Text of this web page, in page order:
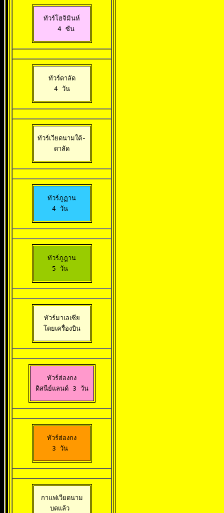
ทัวร์โฮจิมินห์
  4 ซัน
ทัวร์ดาลัด
4 วัน
ทัวร์เวียดนามใต้-
ดาลัด
ทัวร์ภูฏาน
4 วัน
ทัวร์ภูฎาน
5 วัน
ทัวร์มาเลเซีย
โดยเครื่องบิน
ทัวร์ฮ่องกง
ดิสนีย์แลนด์ 3 วัน
ทัวร์ฮ่องกง
3 วัน
กาแฟเวียดนาม
บดแล้ว